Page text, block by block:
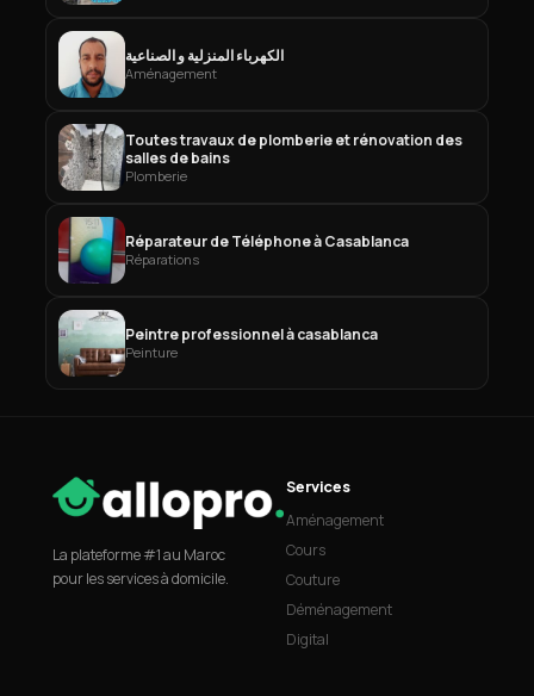
الكهرباء المنزلية و الصناعية
Aménagement
Toutes travaux de plomberie et rénovation des
salles de bains
Plomberie
Réparateur de Téléphone à Casablanca
Réparations
Peintre professionnel à casablanca
Peinture
La plateforme #1 au Maroc
pour les services à domicile.
Services
Aménagement
Cours
Couture
Déménagement
Digital